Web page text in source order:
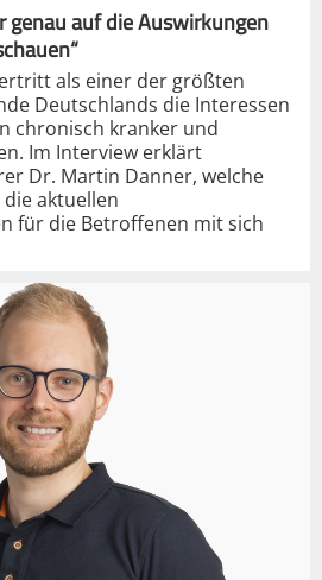
genau auf die Auswirkungen
als einer der größten
Deutschlands die Interessen
chronisch kranker und
Im Interview erklärt
Dr. Martin Danner, welche
die aktuellen
für die Betroffenen mit sich